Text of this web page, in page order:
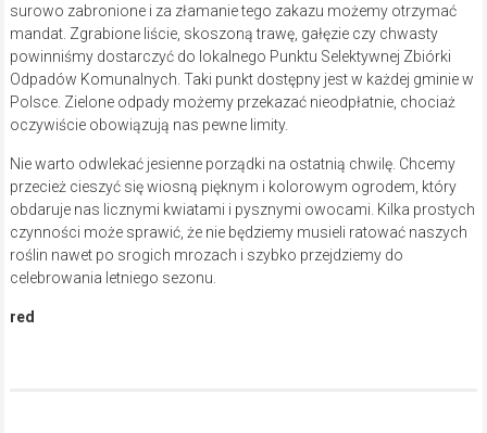
surowo zabronione i za złamanie tego zakazu możemy otrzymać
mandat. Zgrabione liście, skoszoną trawę, gałęzie czy chwasty
powinniśmy dostarczyć do lokalnego Punktu Selektywnej Zbiórki
Odpadów Komunalnych. Taki punkt dostępny jest w każdej gminie w
Polsce. Zielone odpady możemy przekazać nieodpłatnie, chociaż
oczywiście obowiązują nas pewne limity.
Nie warto odwlekać jesienne porządki na ostatnią chwilę. Chcemy
przecież cieszyć się wiosną pięknym i kolorowym ogrodem, który
obdaruje nas licznymi kwiatami i pysznymi owocami. Kilka prostych
czynności może sprawić, że nie będziemy musieli ratować naszych
roślin nawet po srogich mrozach i szybko przejdziemy do
celebrowania letniego sezonu.
red